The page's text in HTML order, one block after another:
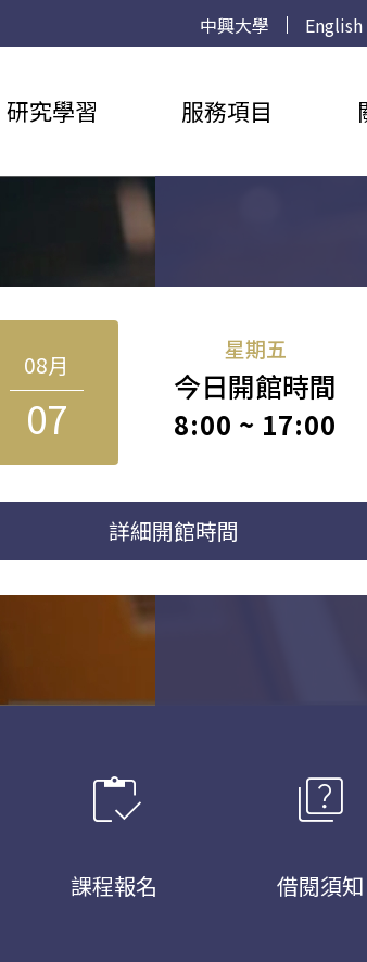
中興大學 English
研究學習 服務項目
08月
07
星期五
今日開館時間
8:00 ~ 17:00
詳細開館時間
inventory
課程報名
quiz
借閱須知